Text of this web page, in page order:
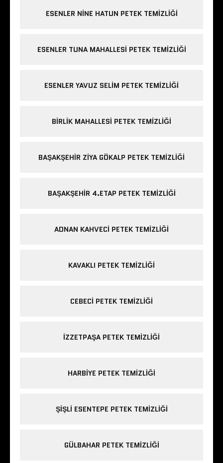
ESENLER NINE HATUN PETEK TEMIZLIĞI
ESENLER TUNA MAHALLESI PETEK TEMIZLIĞI
ESENLER YAVUZ SELIM PETEK TEMIZLIĞI
BIRLIK MAHALLESI PETEK TEMIZLIĞI
BAŞAKŞEHIR ZIYA GÖKALP PETEK TEMIZLIĞI
BAŞAKŞEHIR 4.ETAP PETEK TEMIZLIĞI
ADNAN KAHVECI PETEK TEMIZLIĞI
KAVAKLI PETEK TEMIZLIĞI
CEBECI PETEK TEMIZLIĞI
IZZETPAŞA PETEK TEMIZLIĞI
HARBIYE PETEK TEMIZLIĞI
ŞIŞLI ESENTEPE PETEK TEMIZLIĞI
GÜLBAHAR PETEK TEMIZLIĞI